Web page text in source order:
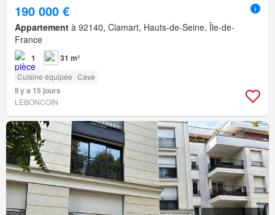
190 000 €
Appartement à 92140, Clamart, Hauts-de-Seine, Île-de-
France
1 31 m²
Cuisine équipée Cave
Il y a 15 jours
LEBONCOIN